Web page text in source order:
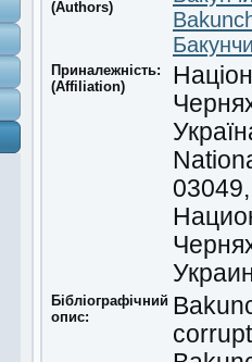
(Authors)
Приналежність:
(Affiliation)
Бібліографічний
опис: